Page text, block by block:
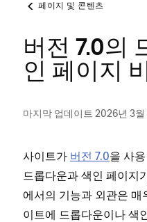
페이지 및 콘텐츠
버전 7.0의
인 페이지
마지막 업데이트 2026년 3월
사이트가 버전 7.0을 사
드롭다운과 색인 페이지
에서의 기능과 외관은
이트에 드롭다운이나 색